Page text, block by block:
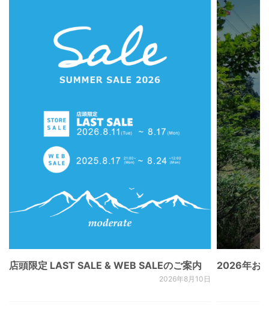
店頭限定 LAST SALE & WEB SALEのご案内
2026年8月10日
2026年お